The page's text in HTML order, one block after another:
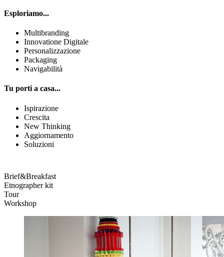
Esploriamo...
Multibranding
Innovatione Digitale
Personalizzazione
Packaging
Navigabilità
Tu porti a casa...
Ispirazione
Crescita
New Thinking
Aggiornamento
Soluzioni
Brief&Breakfast
Etnographer kit
Tour
Workshop